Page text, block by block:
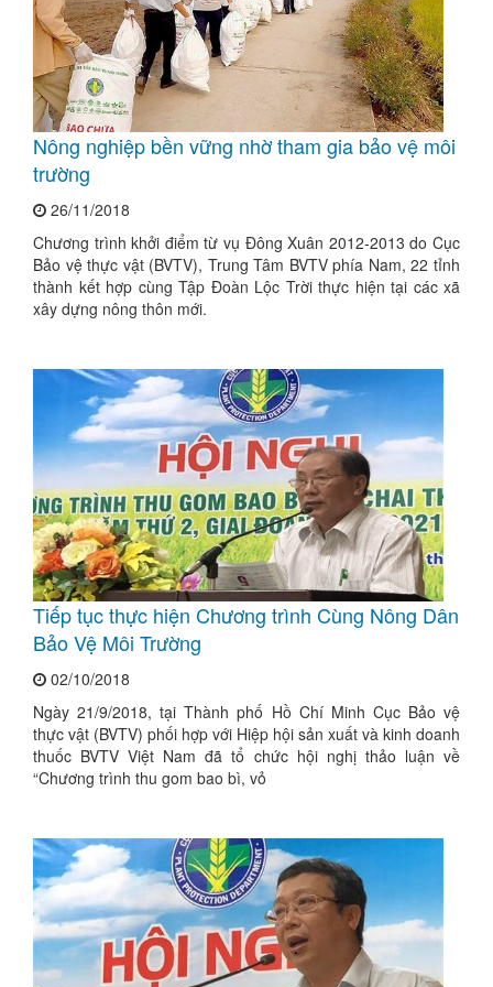
Nông nghiệp bền vững nhờ tham gia bảo vệ môi
trường
26/11/2018
Chương trình khởi điểm từ vụ Đông Xuân 2012-2013 do Cục
Bảo vệ thực vật (BVTV), Trung Tâm BVTV phía Nam, 22 tỉnh
thành kết hợp cùng Tập Đoàn Lộc Trời thực hiện tại các xã
xây dựng nông thôn mới.
Tiếp tục thực hiện Chương trình Cùng Nông Dân
Bảo Vệ Môi Trường
02/10/2018
Ngày 21/9/2018, tại Thành phố Hồ Chí Minh Cục Bảo vệ
thực vật (BVTV) phối hợp với Hiệp hội sản xuất và kinh doanh
thuốc BVTV Việt Nam đã tổ chức hội nghị thảo luận về
“Chương trình thu gom bao bì, vỏ